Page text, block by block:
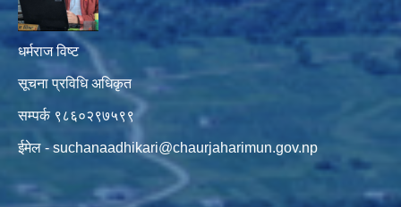
धर्मराज विष्ट
सूचना प्रविधि अधिकृत
सम्पर्क ९८६०२९७५९९
ईमेल -suchanaadhikari@chaurjaharimun.gov.np